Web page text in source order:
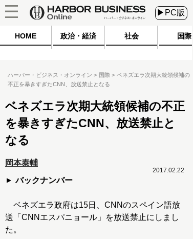
▶PC版
HOME 政治・経済 社会 国際
ハーバー・ビジネス・オンライン 国際
ベネズエラ次期大統領候補の
不正を暴きすぎたCNN、放送禁止となる
ベネズエラ次期大統領候補の不正
を暴きすぎたCNN、放送禁止と
なる
岡本泰輔
バックナンバー
2017.02.22
ベネズエラ政府は15日、CNNのスペイン語放
送「CNNエスパニョール」を放送禁止にしまし
た。